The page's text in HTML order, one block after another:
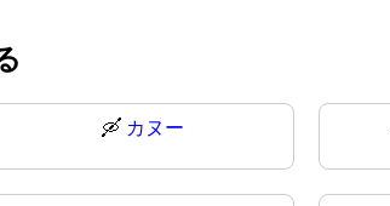
🛶 カヌー